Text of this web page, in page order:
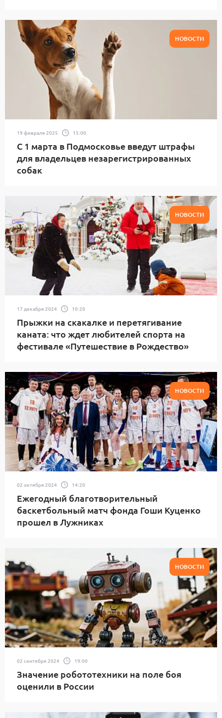
НОВОСТИ
19 февраля 2025 15:00
С 1 марта в Подмосковье введут штрафы
для владельцев незарегистрированных
собак
НОВОСТИ
17 декабря 2024 10:20
Прыжки на скакалке и перетягивание
каната: что ждет любителей спорта на
фестивале «Путешествие в Рождество»
НОВОСТИ
02 октября 2024 14:20
Ежегодный благотворительный
баскетбольный матч фонда Гоши Куценко
прошел в Лужниках
НОВОСТИ
02 сентября 2024 19:00
Значение робототехники на поле боя
оценили в России